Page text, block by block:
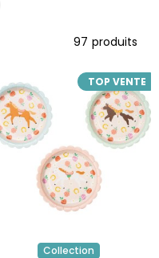
97 produits
TOP VENTE
Collection